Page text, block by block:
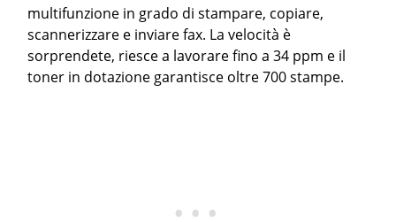
multifunzione in grado di stampare, copiare,
scannerizzare e inviare fax. La velocità è
sorprendete, riesce a lavorare fino a 34 ppm e il
toner in dotazione garantisce oltre 700 stampe.